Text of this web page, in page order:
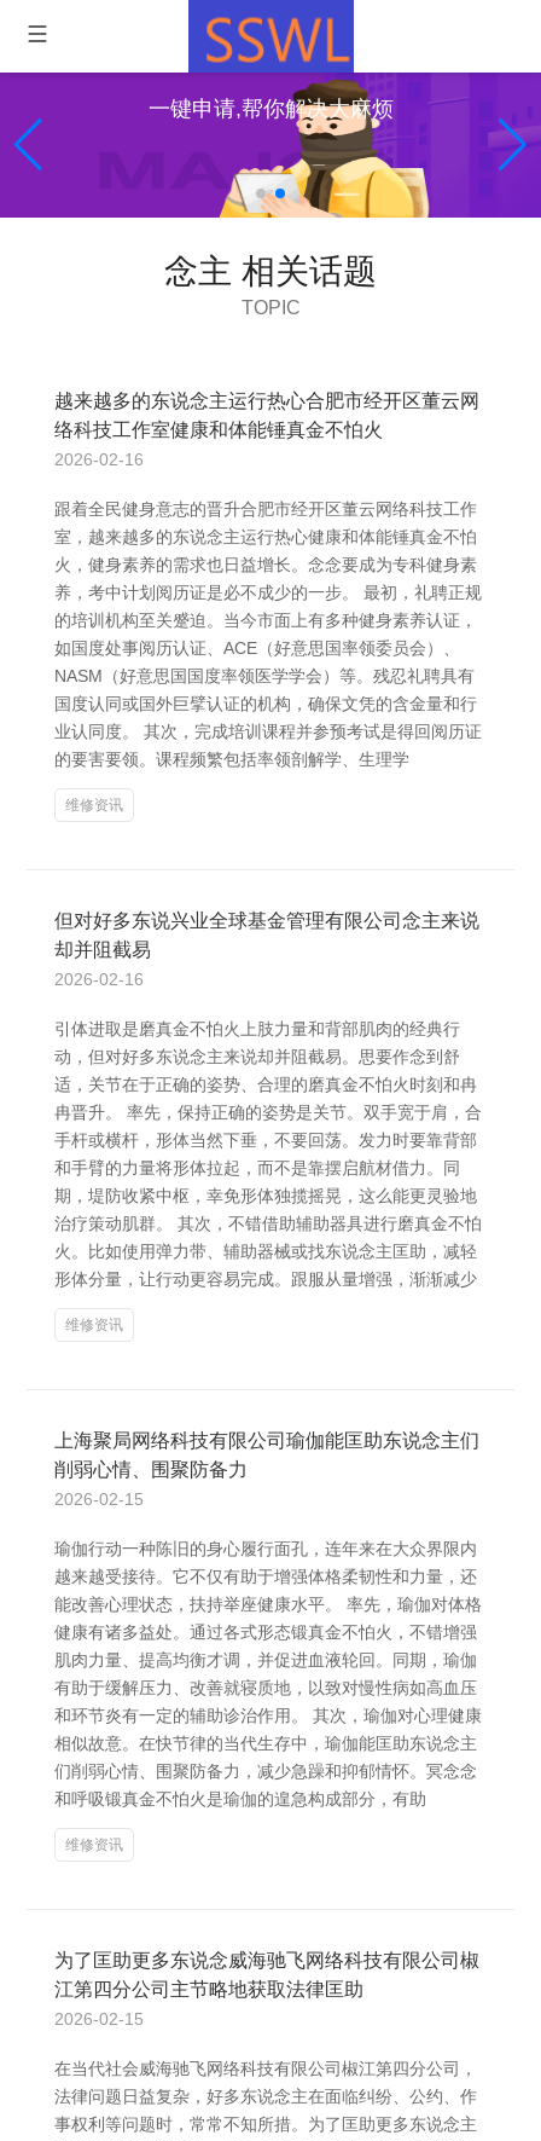
一键申请,帮你解决大麻烦
念主 相关话题
TOPIC
越来越多的东说念主运行热心合肥市经开区董云网
络科技工作室健康和体能锤真金不怕火
2026-02-16
跟着全民健身意志的晋升合肥市经开区董云网络科技工作
室，越来越多的东说念主运行热心健康和体能锤真金不怕
火，健身素养的需求也日益增长。念念要成为专科健身素
养，考中计划阅历证是必不成少的一步。 最初，礼聘正规
的培训机构至关蹙迫。当今市面上有多种健身素养认证，
如国度处事阅历认证、ACE（好意思国率领委员会）、
NASM（好意思国国度率领医学学会）等。残忍礼聘具有
国度认同或国外巨擘认证的机构，确保文凭的含金量和行
业认同度。 其次，完成培训课程并参预考试是得回阅历证
的要害要领。课程频繁包括率领剖解学、生理学
维修资讯
但对好多东说兴业全球基金管理有限公司念主来说
却并阻截易
2026-02-16
引体进取是磨真金不怕火上肢力量和背部肌肉的经典行
动，但对好多东说念主来说却并阻截易。思要作念到舒
适，关节在于正确的姿势、合理的磨真金不怕火时刻和冉
冉晋升。 率先，保持正确的姿势是关节。双手宽于肩，合
手杆或横杆，形体当然下垂，不要回荡。发力时要靠背部
和手臂的力量将形体拉起，而不是靠摆启航材借力。同
期，堤防收紧中枢，幸免形体独揽摇晃，这么能更灵验地
治疗策动肌群。 其次，不错借助辅助器具进行磨真金不怕
火。比如使用弹力带、辅助器械或找东说念主匡助，减轻
形体分量，让行动更容易完成。跟服从量增强，渐渐减少
维修资讯
上海聚局网络科技有限公司瑜伽能匡助东说念主们
削弱心情、围聚防备力
2026-02-15
瑜伽行动一种陈旧的身心履行面孔，连年来在大众界限内
越来越受接待。它不仅有助于增强体格柔韧性和力量，还
能改善心理状态，扶持举座健康水平。 率先，瑜伽对体格
健康有诸多益处。通过各式形态锻真金不怕火，不错增强
肌肉力量、提高均衡才调，并促进血液轮回。同期，瑜伽
有助于缓解压力、改善就寝质地，以致对慢性病如高血压
和环节炎有一定的辅助诊治作用。 其次，瑜伽对心理健康
相似故意。在快节律的当代生存中，瑜伽能匡助东说念主
们削弱心情、围聚防备力，减少急躁和抑郁情怀。冥念念
和呼吸锻真金不怕火是瑜伽的遑急构成部分，有助
维修资讯
为了匡助更多东说念威海驰飞网络科技有限公司椒
江第四分公司主节略地获取法律匡助
2026-02-15
在当代社会威海驰飞网络科技有限公司椒江第四分公司，
法律问题日益复杂，好多东说念主在面临纠纷、公约、作
事权利等问题时，常常不知所措。为了匡助更多东说念主